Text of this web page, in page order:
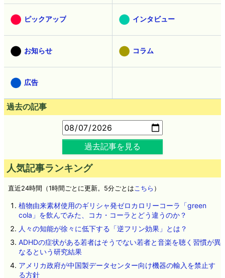
ピックアップ インタビュー
お知らせ コラム
広告
過去の記事
過去記事を見る
人気記事ランキング
直近24時間（1時間ごとに更新。5分ごとはこちら ）
植物由来素材使用のギリシャ発ゼロカロリーコーラ「green
cola」を飲んでみた、コカ・コーラとどう違うのか？
人々の知能が徐々に低下する「逆フリン効果」とは？
ADHDの症状がある若者はそうでない若者と音楽を聴く習慣が異
なるという研究結果
アメリカ政府が中国製データセンター向け機器の輸入を禁止す
る方針